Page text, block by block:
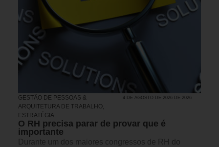
GESTÃO DE PESSOAS &
ARQUITETURA DE TRABALHO,
ESTRATÉGIA
4 DE AGOSTO DE 2026 DE 2026
O RH precisa parar de provar que é
importante
Durante um dos maiores congressos de RH do